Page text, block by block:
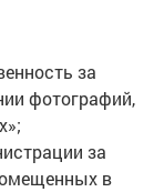
за
фотографий,
за
в